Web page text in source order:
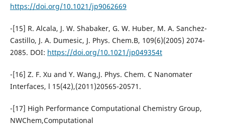
https://doi.org/10.1021/jp9062669
-[15] R. Alcala, J. W. Shabaker, G. W. Huber, M. A. Sanchez-
Castillo, J. A. Dumesic, J. Phys. Chem.B, 109(6)(2005) 2074-
2085. DOI: https://doi.org/10.1021/jp049354t
-[16] Z. F. Xu and Y. Wang,J. Phys. Chem. C Nanomater
Interfaces, l 15(42),(2011)20565-20571.
-[17] High Performance Computational Chemistry Group,
NWChem,Computational